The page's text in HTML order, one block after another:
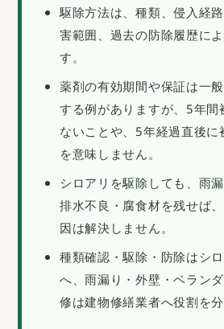
駆除方法は、種類、侵入経
害範囲、過去の防除履歴に
す。
薬剤の有効期間や保証は一
する例がありますが、5年間
ないことや、5年経過直後に
を意味しません。
シロアリを駆除しても、雨
排水不良・腐食材を残せば
因は解決しません。
種類確認・駆除・防除はシ
へ、雨漏り・外壁・ベラン
修は建物修繕業者へ役割を分